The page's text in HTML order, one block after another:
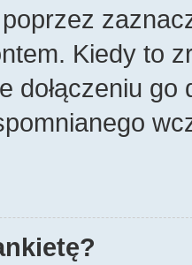
Kiedy to
dołączeniu